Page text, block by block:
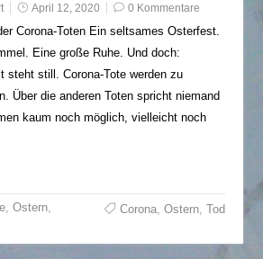
April 12, 2020 0 Kommentare
Corona-Toten Ein seltsames Osterfest.
Eine große Ruhe. Und doch:
steht still. Corona-Tote werden zu
Über die anderen Toten spricht niemand
kaum noch möglich, vielleicht noch
,Ostern,
Corona, Ostern, Tod